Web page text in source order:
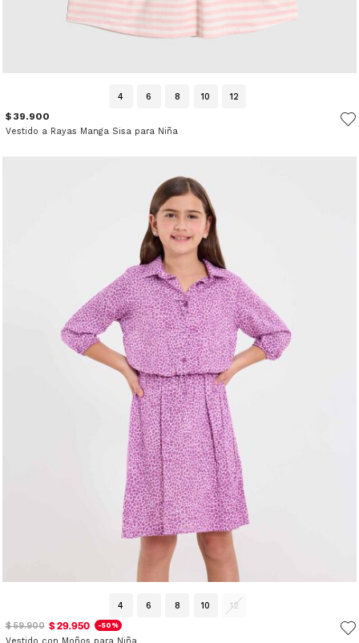
4 6 8 10 12
$ 39.900
Vestido a Rayas Manga Sisa para Niña
4 6 8 10
12
$ 59.900 $ 29.950 -50%
Vestido con Moños para Niña